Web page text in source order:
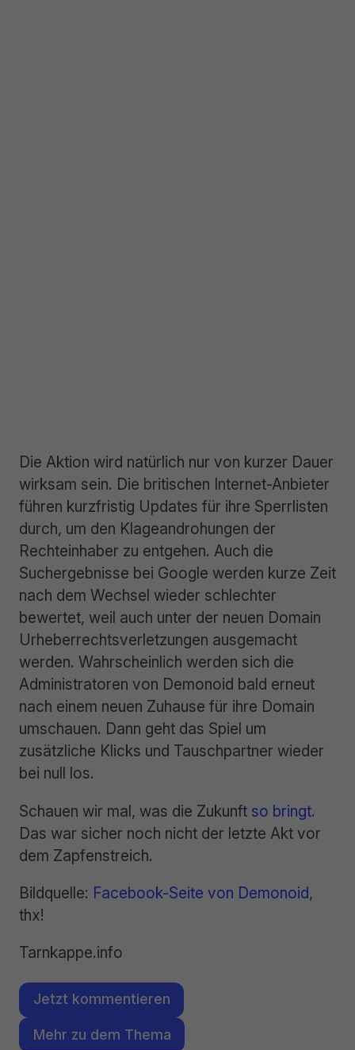
Die Aktion wird natürlich nur von kurzer Dauer
wirksam sein. Die britischen Internet-Anbieter
führen kurzfristig Updates für ihre Sperrlisten
durch, um den Klageandrohungen der
Rechteinhaber zu entgehen. Auch die
Suchergebnisse bei Google werden kurze Zeit
nach dem Wechsel wieder schlechter
bewertet, weil auch unter der neuen Domain
Urheberrechtsverletzungen ausgemacht
werden. Wahrscheinlich werden sich die
Administratoren von Demonoid bald erneut
nach einem neuen Zuhause für ihre Domain
umschauen. Dann geht das Spiel um
zusätzliche Klicks und Tauschpartner wieder
bei null los.
Schauen wir mal, was die Zukunft so bringt.
Das war sicher noch nicht der letzte Akt vor
dem Zapfenstreich.
Bildquelle: Facebook-Seite von Demonoid,
thx!
Tarnkappe.info
Jetzt kommentieren
Mehr zu dem Thema